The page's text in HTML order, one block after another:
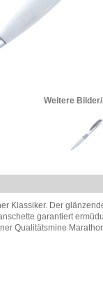
Weitere
Klassiker. Der
garantiert
Qualitätsmine